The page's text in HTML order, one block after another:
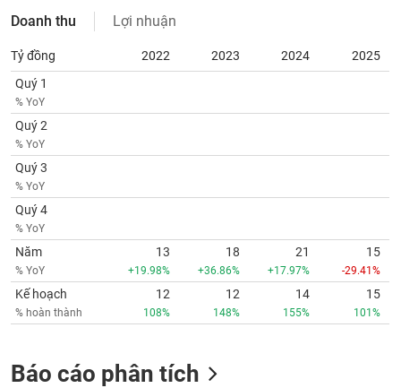
Doanh thu Lợi nhuận
Tỷ đồng 2022 2023 2024
2025
Quý 1
% YoY
Quý 2
% YoY
Quý 3
% YoY
Quý 4
% YoY
Năm
% YoY
13
+19.98%
18
+36.86%
21
+17.97%
15
-29.41%
Kế hoạch
% hoàn thành
12
108%
12
148%
14
155%
15
101%
Báo cáo phân tích
cáo
tích
(-)
Thuật
ngữ
(-)
Dịch
vụ
(-)
Đào
tạo